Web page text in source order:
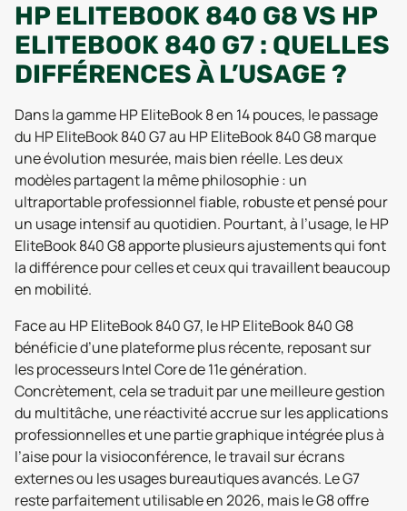
HP ELITEBOOK 840 G8 VS HP
ELITEBOOK 840 G7 : QUELLES
DIFFÉRENCES À L’USAGE ?
Dans la gamme HP EliteBook 8 en 14 pouces, le passage
du HP EliteBook 840 G7 au HP EliteBook 840 G8 marque
une évolution mesurée, mais bien réelle. Les deux
modèles partagent la même philosophie : un
ultraportable professionnel fiable, robuste et pensé pour
un usage intensif au quotidien. Pourtant, à l’usage, le HP
EliteBook 840 G8 apporte plusieurs ajustements qui font
la différence pour celles et ceux qui travaillent beaucoup
en mobilité.
Face au HP EliteBook 840 G7, le HP EliteBook 840 G8
bénéficie d’une plateforme plus récente, reposant sur
les processeurs Intel Core de 11e génération.
Concrètement, cela se traduit par une meilleure gestion
du multitâche, une réactivité accrue sur les applications
professionnelles et une partie graphique intégrée plus à
l’aise pour la visioconférence, le travail sur écrans
externes ou les usages bureautiques avancés. Le G7
reste parfaitement utilisable en 2026, mais le G8 offre